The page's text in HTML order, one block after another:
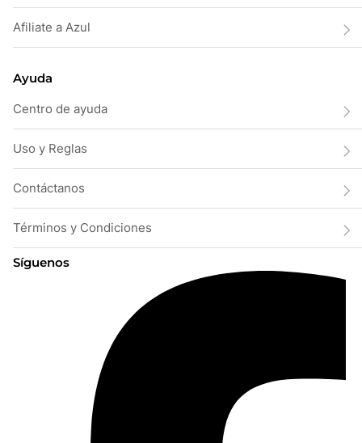
Afiliate a Azul
Ayuda
Centro de ayuda
Uso y Reglas
Contáctanos
Términos y Condiciones
Síguenos